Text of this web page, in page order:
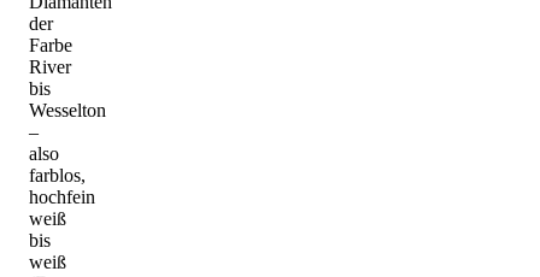
der
Farbe
River
bis
Wesselton
–
also
farblos,
hochfein
weiß
bis
weiß